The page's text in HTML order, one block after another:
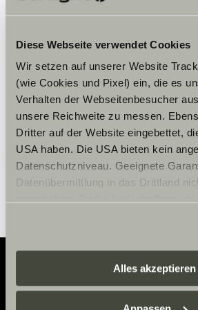
Diese Webseite verwendet Cookies
Wir setzen auf unserer Website
(wie Cookies und Pixel) ein, die es
Verhalten der Webseitenbesucher
unsere Reichweite zu messen.
Dritter auf der Website eingebettet,
USA haben. Die USA bieten kein
Datenschutzniveau. Geeignete
Datenübermittlung in das Drittland
zustehen. Eingesetzte Dienstleister
eigene Zwecke verarbeiten und mit
zusammenführen. Weitere
Datenschutzerklärung
Alles akzeptieren
Bitte akzeptiere die
Cookies, um die Inhalte
Cookie-
Adventure